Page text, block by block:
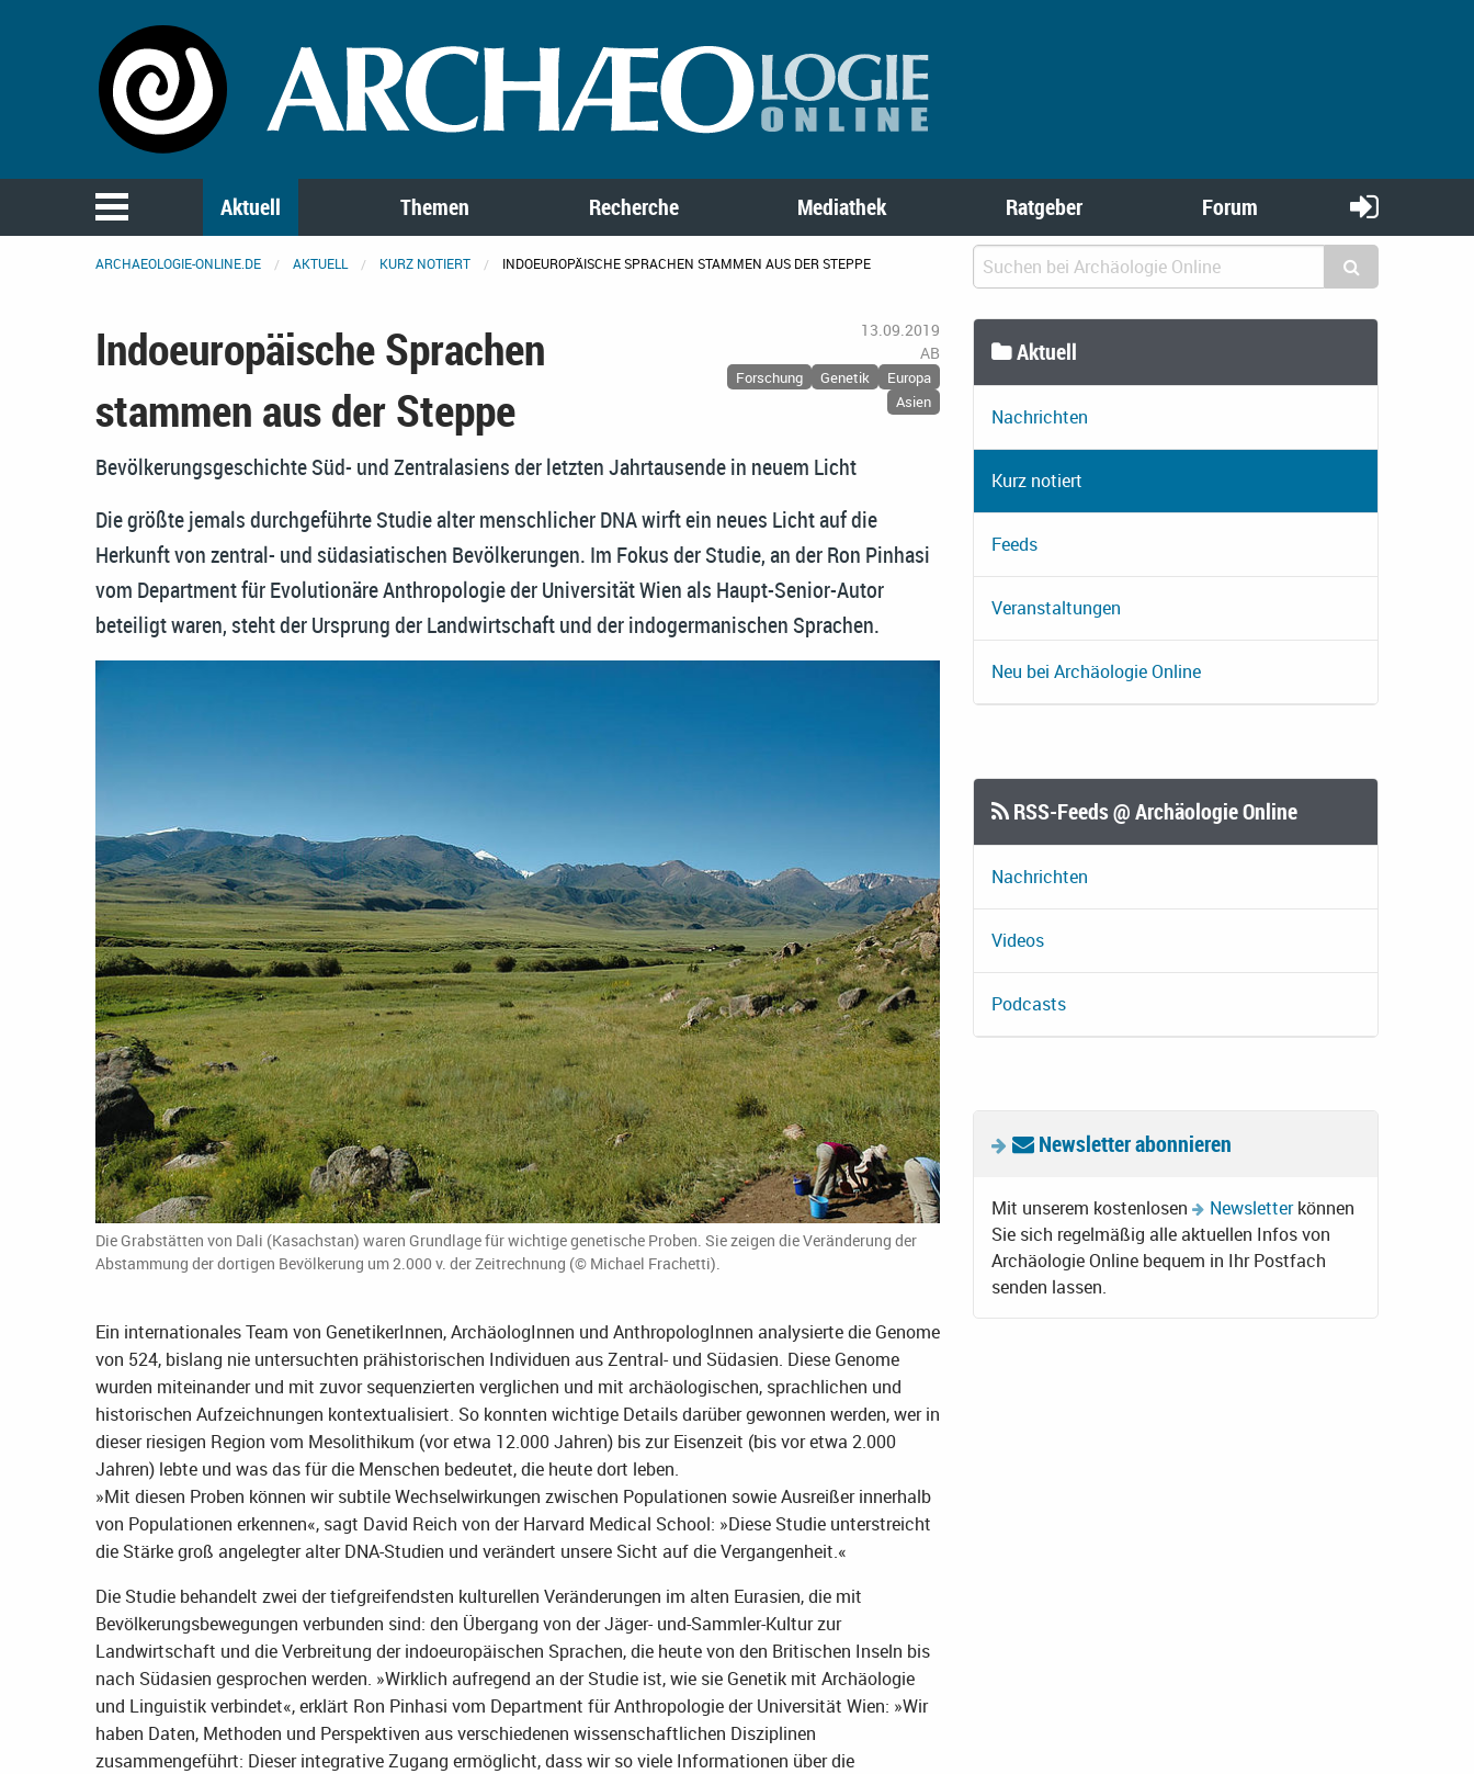
Aktuell Themen Recherche Mediathek Ratgeber Forum
ARCHAEOLOGIE-ONLINE.DE AKTUELL KURZ NOTIERT INDOEUROPÄISCHE SPRACHEN STAMMEN AUS DER STEPPE
Indoeuropäische Sprachen
stammen aus der Steppe
13.09.2019
AB
Forschung Genetik
Europa
Asien
Bevölkerungsgeschichte Süd- und Zentralasiens der letzten Jahrtausende in neuem Licht
Die größte jemals durchgeführte Studie alter menschlicher DNA wirft ein neues Licht auf die
Herkunft von zentral- und südasiatischen Bevölkerungen. Im Fokus der Studie, an der Ron Pinhasi
vom Department für Evolutionäre Anthropologie der Universität Wien als Haupt-Senior-Autor
beteiligt waren, steht der Ursprung der Landwirtschaft und der indogermanischen Sprachen.
Die Grabstätten von Dali (Kasachstan) waren Grundlage für wichtige genetische Proben. Sie zeigen die Veränderung der
Abstammung der dortigen Bevölkerung um 2.000 v. der Zeitrechnung (© Michael Frachetti).
Ein internationales Team von GenetikerInnen, ArchäologInnen und AnthropologInnen analysierte die Genome
von 524, bislang nie untersuchten prähistorischen Individuen aus Zentral- und Südasien. Diese Genome
wurden miteinander und mit zuvor sequenzierten verglichen und mit archäologischen, sprachlichen und
historischen Aufzeichnungen kontextualisiert. So konnten wichtige Details darüber gewonnen werden, wer in
dieser riesigen Region vom Mesolithikum (vor etwa 12.000 Jahren) bis zur Eisenzeit (bis vor etwa 2.000
Jahren) lebte und was das für die Menschen bedeutet, die heute dort leben.
»Mit diesen Proben können wir subtile Wechselwirkungen zwischen Populationen sowie Ausreißer innerhalb
von Populationen erkennen«, sagt David Reich von der Harvard Medical School: »Diese Studie unterstreicht
die Stärke groß angelegter alter DNA-Studien und verändert unsere Sicht auf die Vergangenheit.«
Die Studie behandelt zwei der tiefgreifendsten kulturellen Veränderungen im alten Eurasien, die mit
Bevölkerungsbewegungen verbunden sind: den Übergang von der Jäger- und-Sammler-Kultur zur
Landwirtschaft und die Verbreitung der indoeuropäischen Sprachen, die heute von den Britischen Inseln bis
nach Südasien gesprochen werden. »Wirklich aufregend an der Studie ist, wie sie Genetik mit Archäologie
und Linguistik verbindet«, erklärt Ron Pinhasi vom Department für Anthropologie der Universität Wien: »Wir
haben Daten, Methoden und Perspektiven aus verschiedenen wissenschaftlichen Disziplinen
zusammengeführt: Dieser integrative Zugang ermöglicht, dass wir so viele Informationen über die
Aktuell
Nachrichten
Kurz notiert
Feeds
Veranstaltungen
Neu bei Archäologie Online
RSS-Feeds @ Archäologie Online
Nachrichten
Videos
Podcasts
Newsletter abonnieren
Mit unserem kostenlosen Newsletterkönnen
Sie sich regelmäßig alle aktuellen Infos von
Archäologie Online bequem in Ihr Postfach
senden lassen.